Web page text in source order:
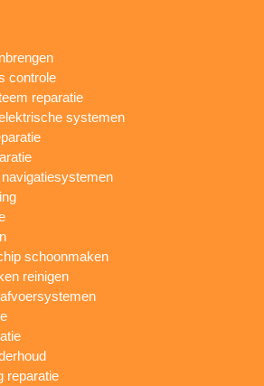
controle
reparatie
systemen
schoonmaken
reinigen
reparatie